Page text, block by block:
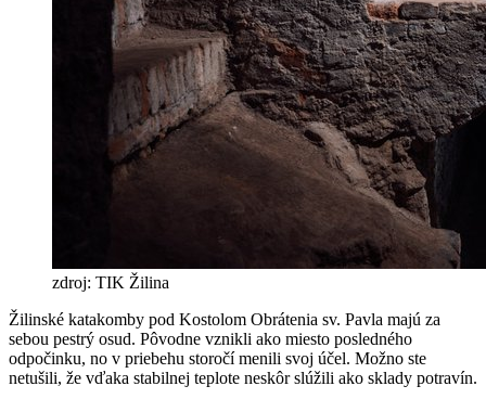
zdroj: TIK Žilina
Žilinské katakomby pod Kostolom Obrátenia sv. Pavla majú za
sebou pestrý osud. Pôvodne vznikli ako miesto posledného
odpočinku, no v priebehu storočí menili svoj účel. Možno ste
netušili, že vďaka stabilnej teplote neskôr slúžili ako sklady potravín.